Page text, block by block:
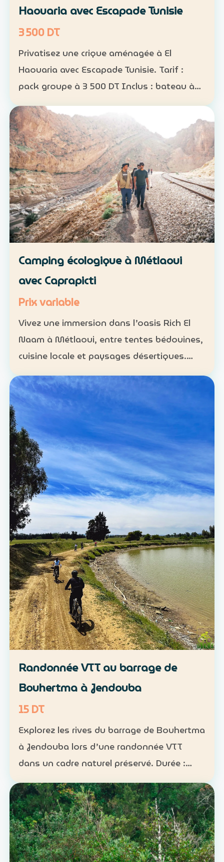
Haouaria avec Escapade Tunisie
3 500 DT
Privatisez une crique aménagée à El
Haouaria avec Escapade Tunisie. Tarif :
pack groupe à 3 500 DT Inclus : bateau à
disposition, transfert, activités nautiques
et déjeuner selon la formule convenue Août
2026 : complet…
Camping écologique à Métlaoui
avec Caprapicti
Prix variable
Vivez une immersion dans l’oasis Rich El
Naam à Métlaoui, entre tentes bédouines,
cuisine locale et paysages désertiques.
Hébergement : tentes traditionnelles ou
formules sur mesure Activités : camping,
randonnées, gas…
Randonnée VTT au barrage de
Bouhertma à Jendouba
15 DT
Explorez les rives du barrage de Bouhertma
à Jendouba lors d’une randonnée VTT
dans un cadre naturel préservé. Durée :
environ 1 h à 1 h 30 Niveau : intermédiaire
Groupe : de 5 à 16 participants Tarif : 15 DT
par perso…